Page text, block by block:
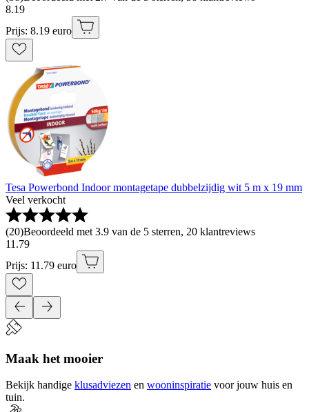
8.19
Prijs: 8.19 euro
Tesa Powerbond Indoor montagetape dubbelzijdig wit 5 m x 19 mm
Veel verkocht
(20)Beoordeeld met 3.9 van de 5 sterren, 20 klantreviews
11 .79
Prijs: 11.79 euro
Maak het mooier
Bekijk handige klusadviezen en wooninspiratie voor jouw huis en
tuin.